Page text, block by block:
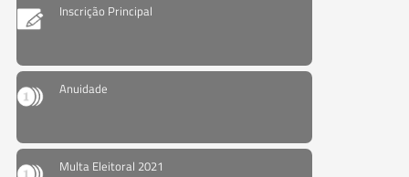
Inscrição Principal
Anuidade
Multa Eleitoral 2021